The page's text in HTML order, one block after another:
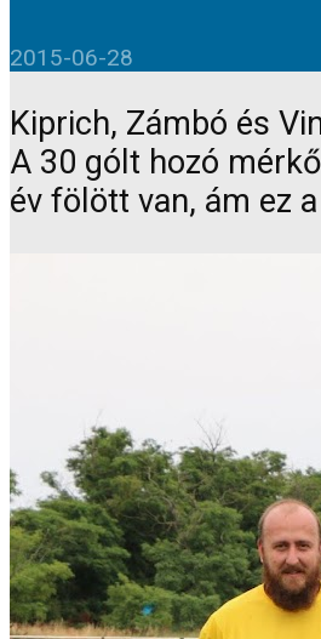
2015-06-28
Kiprich, Zámbó és
A 30 gólt hozó
év fölött van, ám ez